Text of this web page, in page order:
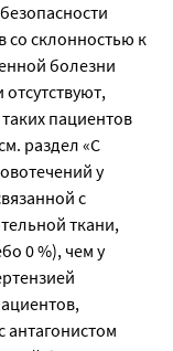
со склонностью к
болезни
пациентов
раздел «С
у
с
ткани,
0 %), чем у
антагонистом